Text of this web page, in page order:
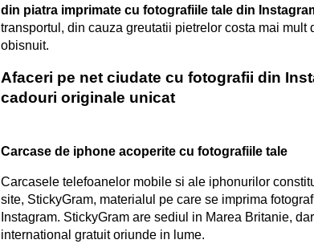
din piatra imprimate cu fotografiile tale din
transportul, din cauza greutatii pietrelor costa mai mult
obisnuit.
Afaceri pe net ciudate cu fotografii din
cadouri originale unicat
Carcase de iphone acoperite cu fotografiile tale
Carcasele telefoanelor mobile si ale iphonurilor
site, StickyGram, materialul pe care se imprima
Instagram. StickyGram are sediul in Marea Britanie,
international gratuit oriunde in lume.